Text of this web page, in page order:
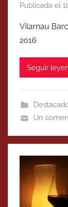
Publicada el
Vilarnau
2016
Seguir
Un